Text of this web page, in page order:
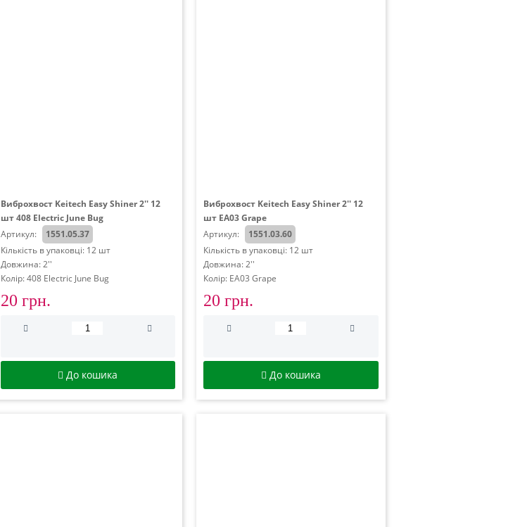
Виброхвост Keitech Easy Shiner 2'' 12
шт 408 Electric June Bug
Артикул:
1551.05.37
Кількість в упаковці: 12 шт
Довжина: 2''
Колір: 408 Electric June Bug
20 грн.
До кошика
Виброхвост Keitech Easy Shiner 2'' 12
шт EA03 Grape
Артикул:
1551.03.60
Кількість в упаковці: 12 шт
Довжина: 2''
Колір: EA03 Grape
20 грн.
До кошика